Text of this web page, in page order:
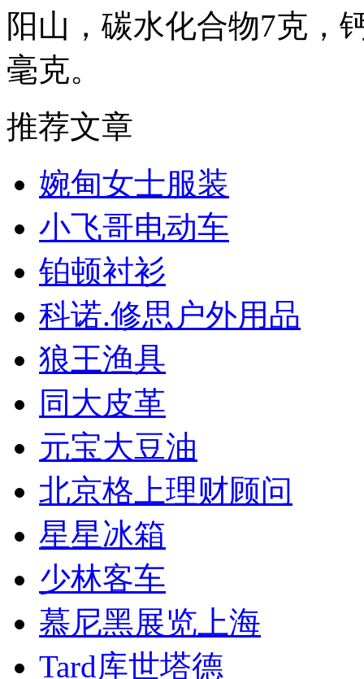
阳山，碳水化合物7克，
毫克。
推荐文章
婉甸女士服装
小飞哥电动车
铂顿衬衫
科诺.修思户外用品
狼王渔具
同大皮革
元宝大豆油
北京格上理财顾问
星星冰箱
少林客车
慕尼黑展览上海
Tard库世塔德